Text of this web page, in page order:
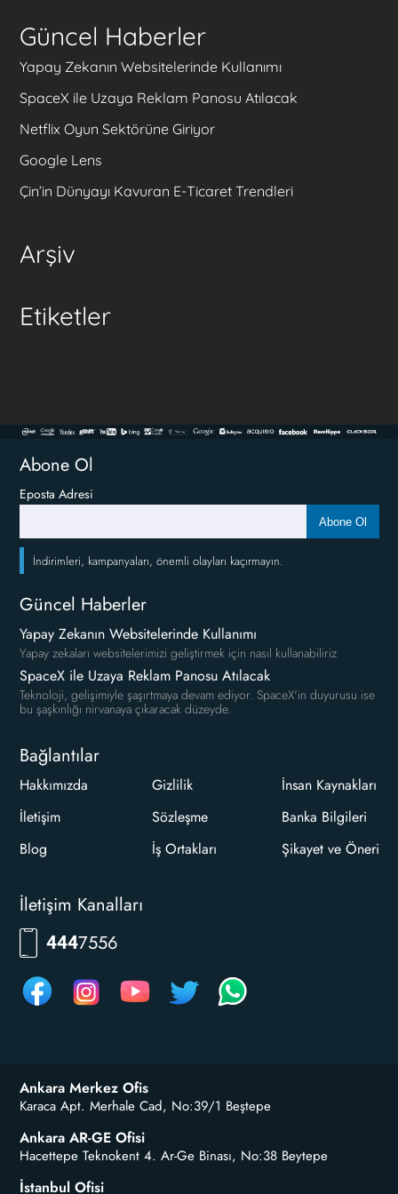
Güncel Haberler
Yapay Zekanın Websitelerinde Kullanımı
SpaceX ile Uzaya Reklam Panosu Atılacak
Netflix Oyun Sektörüne Giriyor
Google Lens
Çin’in Dünyayı Kavuran E-Ticaret Trendleri
Arşiv
Etiketler
Abone Ol
Eposta Adresi
Abone Ol
İndirimleri, kampanyaları, önemli olayları kaçırmayın.
Güncel Haberler
Yapay Zekanın Websitelerinde Kullanımı
Yapay zekaları websitelerimizi geliştirmek için nasıl kullanabiliriz
SpaceX ile Uzaya Reklam Panosu Atılacak
Teknoloji, gelişimiyle şaşırtmaya devam ediyor. SpaceX'in duyurusu ise
bu şaşkınlığı nirvanaya çıkaracak düzeyde.
Bağlantılar
Hakkımızda
İletişim
Blog
Gizlilik
Sözleşme
İş Ortakları
İnsan Kaynakları
Banka Bilgileri
Şikayet ve Öneri
İletişim Kanalları
4447556
Ankara Merkez Ofis
Karaca Apt. Merhale Cad, No:39/1 Beştepe
Ankara AR-GE Ofisi
Hacettepe Teknokent 4. Ar-Ge Binası, No:38 Beytepe
İstanbul Ofisi